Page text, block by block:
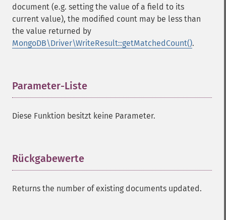
document (e.g. setting the value of a field to its
current value), the modified count may be less than
the value returned by
MongoDB\Driver\WriteResult::getMatchedCount().
Parameter-Liste
Diese Funktion besitzt keine Parameter.
Rückgabewerte
Returns the number of existing documents updated.